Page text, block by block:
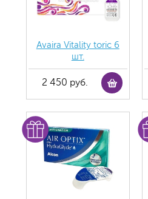
Avaira Vitality toric 6
шт.
2 450 руб.